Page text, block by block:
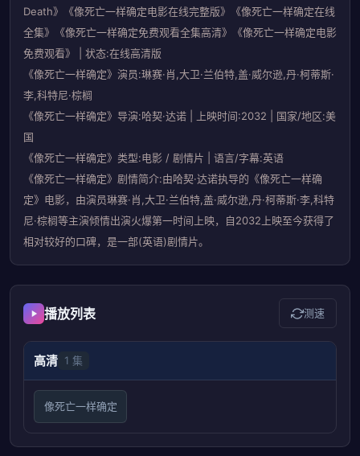
Death》《像死亡一样确定电影在线完整版》《像死亡一样确定在线
全集》《像死亡一样确定免费观看全集高清》《像死亡一样确定电影
免费观看》 | 状态:在线高清版
《像死亡一样确定》演员:琳赛·肖,大卫·兰伯特,盖·威尔逊,丹·柯蒂斯·
李,科特尼·棕榈
《像死亡一样确定》导演:哈契·达诺 | 上映时间:2032 | 国家/地区:美
国
《像死亡一样确定》类型:电影 / 剧情片 | 语言/字幕:英语
《像死亡一样确定》剧情简介:由哈契·达诺执导的《像死亡一样确
定》电影，由演员琳赛·肖,大卫·兰伯特,盖·威尔逊,丹·柯蒂斯·李,科特
尼·棕榈等主演倾情出演火爆第一时间上映，自2032上映至今获得了
相对较好的口碑，是一部(英语)剧情片。
播放列表 测速
高清 1 集
像死亡一样确定